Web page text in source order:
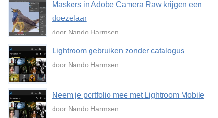
Maskers in Adobe Camera Raw krijgen een
doezelaar
door Nando Harmsen
Lightroom gebruiken zonder catalogus
door Nando Harmsen
Neem je portfolio mee met Lightroom Mobile
door Nando Harmsen